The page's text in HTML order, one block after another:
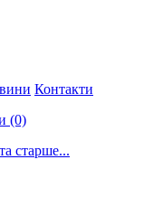
Контакти
(0)